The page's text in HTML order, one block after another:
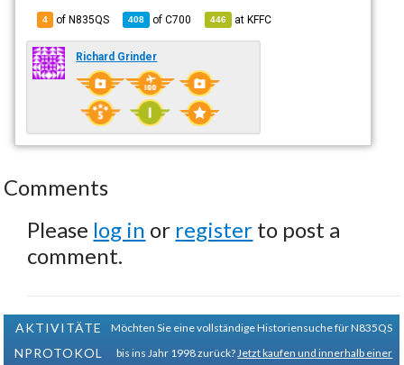
4 of N835QS 408 ofC700 446 atKFFC
Richard Grinder
Comments
Please log in or register to post a
comment.
AKTIVITÄTE
NPROTOKOL
Möchten Sie eine vollständige Historiensuche für N835QS
bis ins Jahr 1998 zurück? Jetzt kaufen und innerhalb einer